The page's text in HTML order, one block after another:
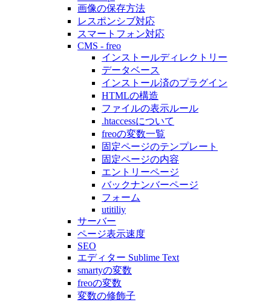
画像の保存方法
レスポンシブ対応
スマートフォン対応
CMS - freo
インストールディレクトリー
データベース
インストール済のプラグイン
HTMLの構造
ファイルの表示ルール
.htaccessについて
freoの変数一覧
固定ページのテンプレート
固定ページの内容
エントリーページ
バックナンバーページ
フォーム
utitiliy
サーバー
ページ表示速度
SEO
エディター Sublime Text
smartyの変数
freoの変数
変数の修飾子